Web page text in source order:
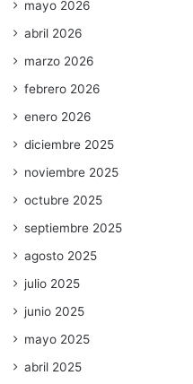
mayo 2026
abril 2026
marzo 2026
febrero 2026
enero 2026
diciembre 2025
noviembre 2025
octubre 2025
septiembre 2025
agosto 2025
julio 2025
junio 2025
mayo 2025
abril 2025